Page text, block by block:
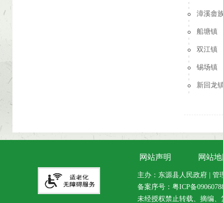
漳溪畲
船塘镇
双江镇
锡场镇
新回龙
网站声明 网站
主办：东源县人民政府 | 管
备案序号： 粤ICP备
未经授权禁止转载、摘编